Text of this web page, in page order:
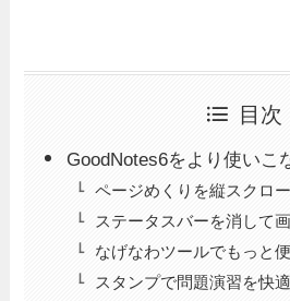
目次
GoodNotes6をより使いこ
ページめくりを縦スクロ
ステータスバーを消して
なげなわツールでもっと
スタンプで問題演習を快